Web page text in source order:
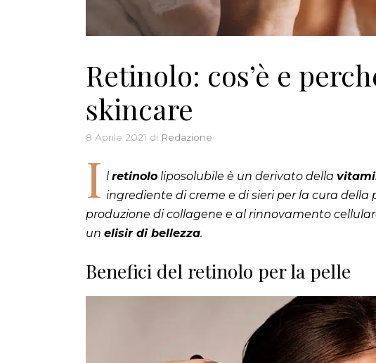
Retinolo: cos’è e
skincare
8 Aprile 2021 di Redazione
I l retinolo liposolubile è un derivato della
ingrediente di creme e di sieri per la cura della
produzione di collagene e al rinnovamento
un elisir di bellezza.
Benefici del retinolo per la pelle